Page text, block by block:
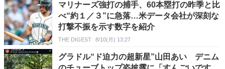
マリナーズ強打の捕手、60本塁打の昨季と比
べ“約１／３”に急落…米データ会社が深刻な
打撃不振を示す数字を紹介
THE DIGEST 8/10(月) 13:27
グラドル“ド迫力の超新星”山田あい デニム